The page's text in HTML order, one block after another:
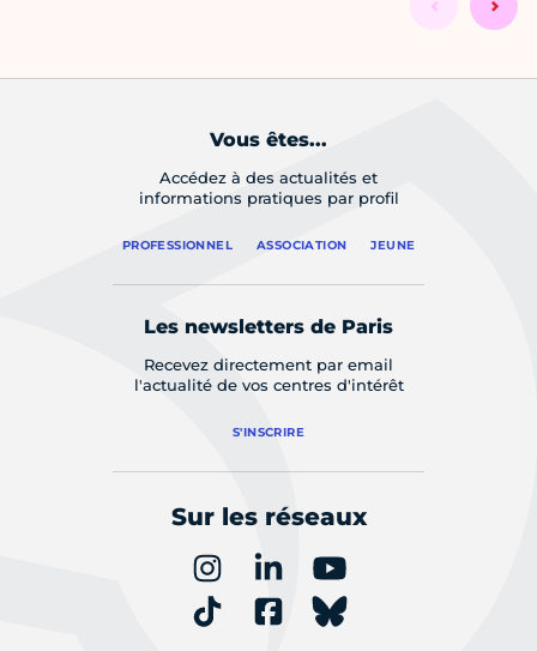
Vous êtes...
Accédez à des actualités et
informations pratiques par profil
PROFESSIONNEL ASSOCIATION JEUNE
Les newsletters de Paris
Recevez directement par email
l'actualité de vos centres d'intérêt
S'INSCRIRE
Sur les réseaux